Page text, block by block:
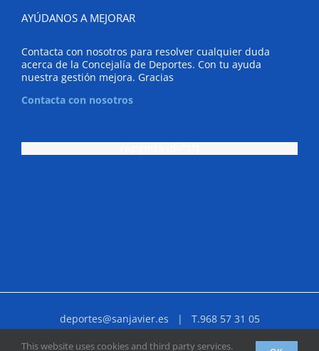
AYÚDANOS A MEJORAR
Contacta con nosotros para resolver cualquier duda
acerca de la Concejalía de Deportes. Con tu ayuda
nuestra gestión mejora. Gracias
Contacta con nosotros
deportes@sanjavier.es | T.968 57 31 05
Facebook
X YouTubeInstagram
Correo
This website uses cookies and third party services.